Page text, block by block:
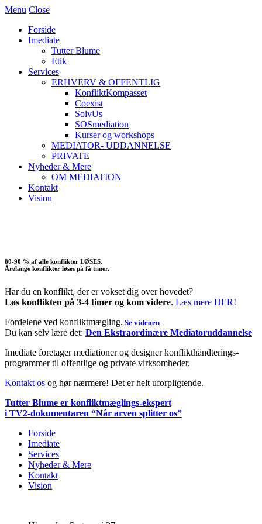
Menu Close
Forside
Imediate
Tutter Blume
Etik
Services
ERHVERV & OFFENTLIG
KonfliktKompasset
Coexist
SolvUs
SOSmediation
Kurser og workshops
MEDIATOR- UDDANNELSE
PRIVATE
Nyheder & Mere
OM MEDIATION
Kontakt
Vision
80-90 % af alle konflikter LØSES.
Årelange konflikter løses på få timer.
Har du en konflikt, der er vokset dig over hovedet?
Løs konflikten på 3-4 timer og kom videre. Læs mere HER!
Fordelene ved konfliktmægling. Se videoen
Du kan selv lære det: Den Ekstraordinære Mediatoruddannelse
Imediate foretager mediationer og designer konflikthåndterings-
programmer til offentlige og private virksomheder.
Kontakt os og hør nærmere! Det er helt uforpligtende.
Tutter Blume er konfliktmæglings-ekspert
i TV2-dokumentaren “Når arven splitter os”
Forside
Imediate
Services
Nyheder & Mere
Kontakt
Vision